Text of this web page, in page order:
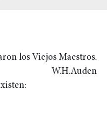
los Viejos Maestros.
W.H.Auden